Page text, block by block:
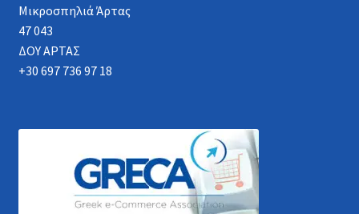
Μικροσπηλιά Άρτας
47 043
ΔΟΥ ΑΡΤΑΣ
+30 697 736 97 18